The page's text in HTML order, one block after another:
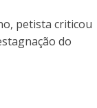
petista criticou
do